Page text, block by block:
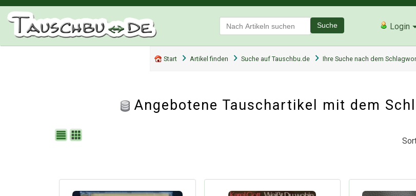
Suche Login
Start Artikel finden Suche auf Tauschbu.de Ihre Suche nach dem
Angebotene Tauschartikel mit dem